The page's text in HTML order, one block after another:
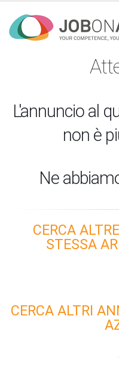
L'annuncio al
non è
Ne
CERCA
STESSA
CERCA ALTRI